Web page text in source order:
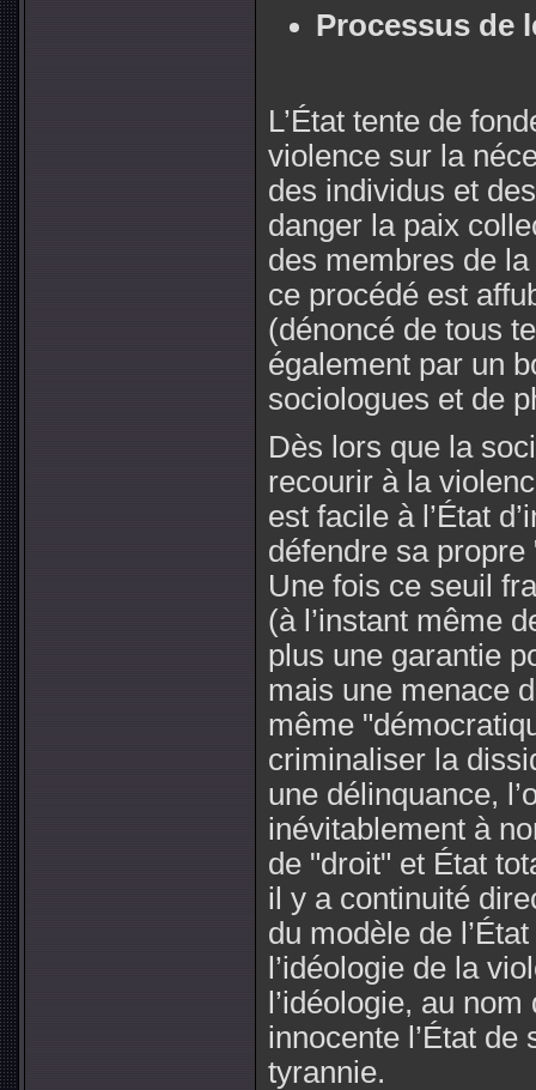
Processus de
L’État tente de
violence sur la
des individus et
danger la paix
des membres de
ce procédé est
(dénoncé de tous
également par un
sociologues et de
Dès lors que la
recourir à la
est facile à l’État
défendre sa
Une fois ce seuil
(à l’instant même
plus une garantie
mais une menace
même
criminaliser la
une délinquance,
inévitablement à
de "droit" et État
il y a continuité
du modèle de
l’idéologie de la
l’idéologie, au
innocente l’État
tyrannie.